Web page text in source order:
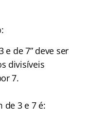
e de 7” deve ser
divisíveis
7.
3 e 7 é: